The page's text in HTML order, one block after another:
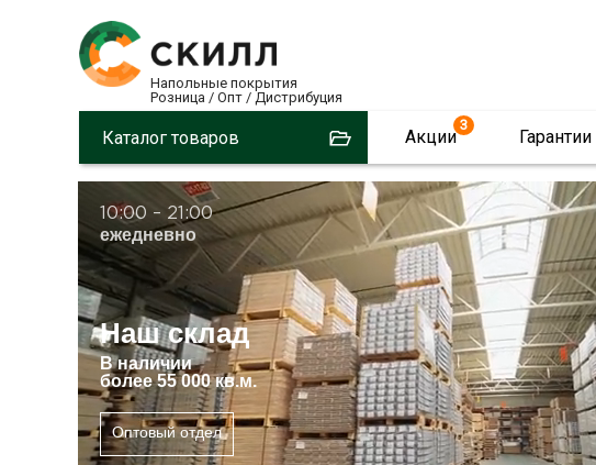
Напольные покрытия
Розница / Опт / Дистрибуция
Каталог товаров Акции
3
Гарантии
10:00 – 21:00
ежедневно
Наш склад
Вналичии
более 55 000 кв.м.
Оптовый отдел